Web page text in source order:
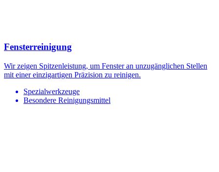
Fensterreinigung
Wir zeigen Spitzenleistung, um Fenster an unzugänglichen Stellen
mit einer einzigartigen Präzision zu reinigen.
Spezialwerkzeuge
Besondere Reinigungsmittel